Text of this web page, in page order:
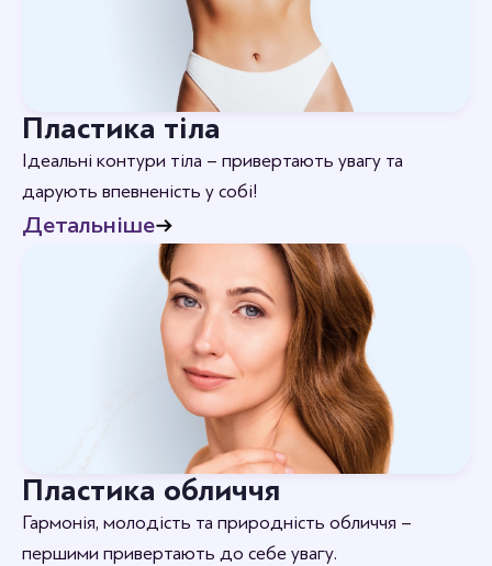
Пластика тіла
Ідеальні контури тіла – привертають увагу та
дарують впевненість у собі!
Детальніше
Пластика обличчя
Гармонія, молодість та природність обличчя –
першими привертають до себе увагу.